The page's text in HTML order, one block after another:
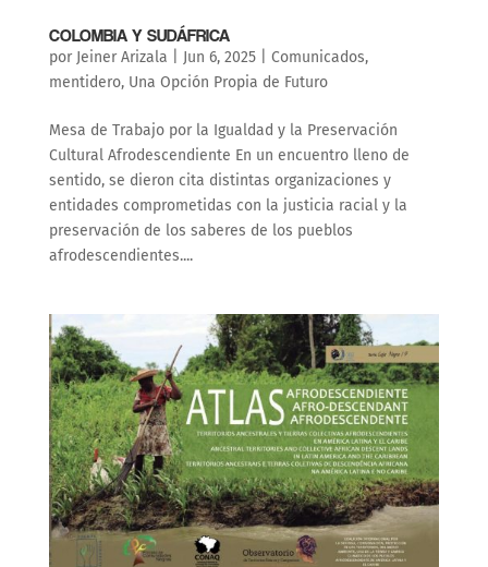
COLOMBIA Y SUDÁFRICA
por Jeiner Arizala Jun 6, 2025| Comunicados,
mentidero, Una Opción Propia de Futuro
Mesa de Trabajo por la Igualdad y la Preservación
Cultural Afrodescendiente En un encuentro lleno de
sentido, se dieron cita distintas organizaciones y
entidades comprometidas con la justicia racial y la
preservación de los saberes de los pueblos
afrodescendientes....